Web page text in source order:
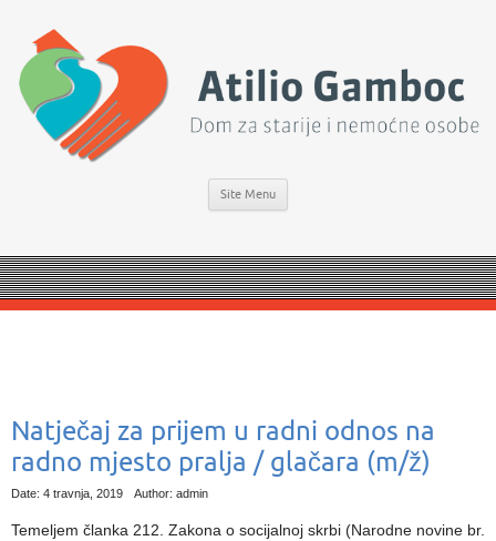
Site Menu
Natječaj za prijem u radni odnos na
radno mjesto pralja / glačara (m/ž)
Date: 4 travnja, 2019 Author: admin
Temeljem članka 212. Zakona o socijalnoj skrbi (Narodne novine br.